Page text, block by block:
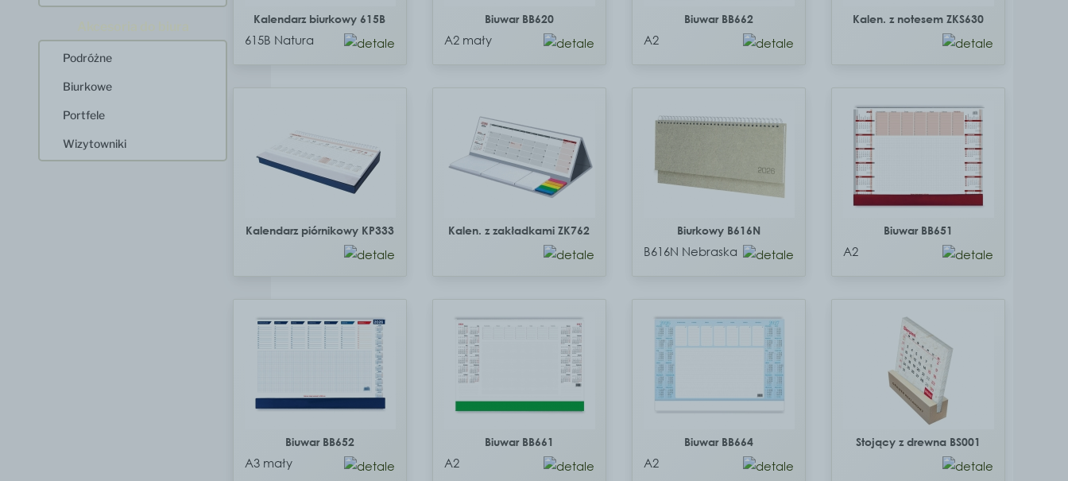
Podróżne
Biurkowe
Portfele
Wizytowniki
Kalendarz biurkowy 615B
615B Natura
Biuwar BB620
A2 mały
Biuwar BB662
A2
Kalen. z notesem ZKS630
Kalendarz piórnikowy KP333 Kalen. z zakładkami ZK762 Biurkowy B616N
B616N Nebraska
Biuwar BB651
A2
Biuwar BB652
A3 mały
Biuwar BB661
A2
Biuwar BB664
A2
Stojący z drewna BS001